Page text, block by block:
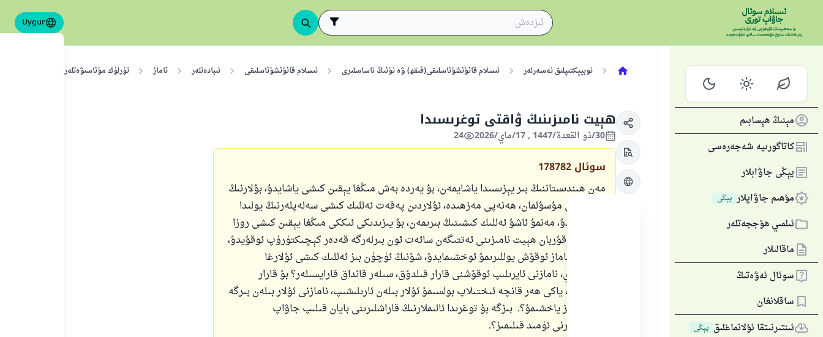
Uygur
مېنىڭ ھېسابىم
كاتاگورىيە شەجەرەسى
يېڭى جاۋابلار
مۇھىم جاۋاپلار يېڭى
ئىلمىي ھۆججەتلەر
ماقالىلار
سوئال ئەۋەتىڭ
ساقلانغان
ئىنتىرنىتقا ئۇلانماغلىق يېڭى
ئوبيېكتىپلىق ئەسەرلەر ئىسلام قانۇنشۇناسلىقى(فىقھ) ۋە ئۇنىڭ ئاساسلىرى ئىسلام قانۇنشۇناسلىقى ئىبادەتلەر ناماز تۈرلۈك مۇناسىۋەتلەردە ناماز ئوقۇش
ھېيت نامىزىنىڭ ۋاقتى توغرىسىدا
30/ذو القعدة/1447 , 17/ماي/2026 24
سوئال 178782
مەن ھىندىستاننىڭ بىر يېزىسىدا ياشايمەن، بۇ يەردە بەش مىڭغا يېقىن كىشى ياشايدۇ، بۇلارنىڭ
ھەممىسى مۇسۇلمان، ھەنەپى مەزھىدە، ئۇلاردىن پەقەت ئەللىك كىشى سەلەپلەرنىڭ يولىدا
يول تۇتىدۇ، مەنمۇ ئاشۇ ئەللىك كىشىنىڭ بىرىمەن، بۇ يىزىدىكى ئىككى مىڭغا يېقىن كىشى روزا
ھېيت ۋە قۇربان ھېيت نامىزىنى ئەتتىگەن سائەت ئون بىرلەرگە قەدەر كېچىكتۈرۈپ ئوقۇيدۇ،
ئۇلارنىڭ ناماز ئوقۇش يوللىرىمۇ ئوخشىمايدۇ، شۇنىڭ ئۈچۈن بىز ئەللىك كىشى ئۇلارغا
ئارىلاشماي، نامازنى ئايرىلىپ ئوقۇشنى قارار قىلدۇق، سىلەر قانداق قارايسىلەر؟ بۇ قارار
توغرىمۇ؟، ياكى ھەر قانچە ئىختىلاپ بولسىمۇ ئۇلار بىلەن ئارىلىشىپ، نامازنى ئۇلار بىلەن بىرگە
ئوقۇشىمىز ياخشىمۇ؟. بىزگە بۇ توغرىدا ئالىملارنىڭ قاراشلىرىنى بايان قىلىپ جاۋاپ
بېرىشىڭلارنى ئۈمىد قىلىمىز؟.